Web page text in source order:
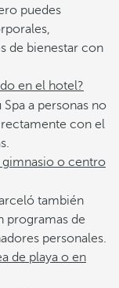
puedes
de bienestar con
en el hotel?
a personas no
con el
gimnasio o centro
también
programas de
personales.
de playa o en